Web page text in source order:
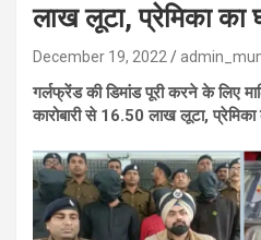
लाख लूटा, प्रेमिका का
December 19, 2022
गर्लफ्रेंड की डिमांड पूरी करने के लिए
कारोबारी से 16.50 लाख लूटा, प्रेमिका